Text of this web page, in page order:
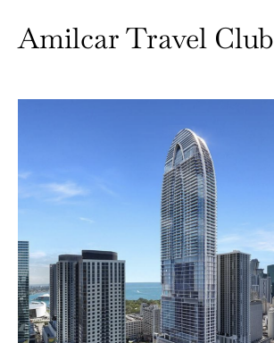
Amilcar Travel Club